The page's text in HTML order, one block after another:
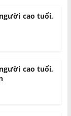
cao tuổi,
cao tuổi,